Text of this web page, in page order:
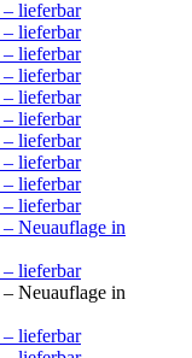
– lieferbar
– lieferbar
– lieferbar
– lieferbar
– lieferbar
– lieferbar
– lieferbar
– lieferbar
– lieferbar
– lieferbar
– Neuauflage in
– lieferbar
– Neuauflage in
– lieferbar